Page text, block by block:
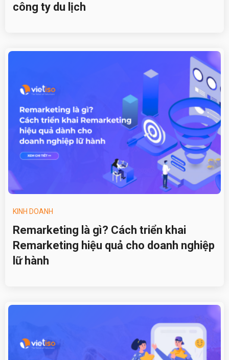
công ty du lịch
KINH DOANH
Remarketing là gì? Cách triển khai
Remarketing hiệu quả cho doanh nghiệp
lữ hành